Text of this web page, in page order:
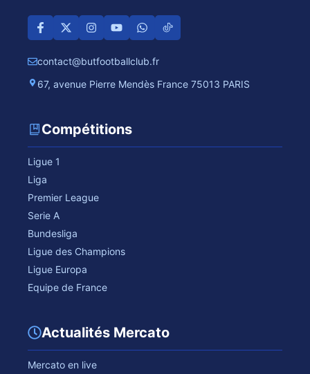
contact@butfootballclub.fr
67, avenue Pierre Mendès France 75013 PARIS
Compétitions
Ligue 1
Liga
Premier League
Serie A
Bundesliga
Ligue des Champions
Ligue Europa
Equipe de France
Actualités Mercato
Mercato en live